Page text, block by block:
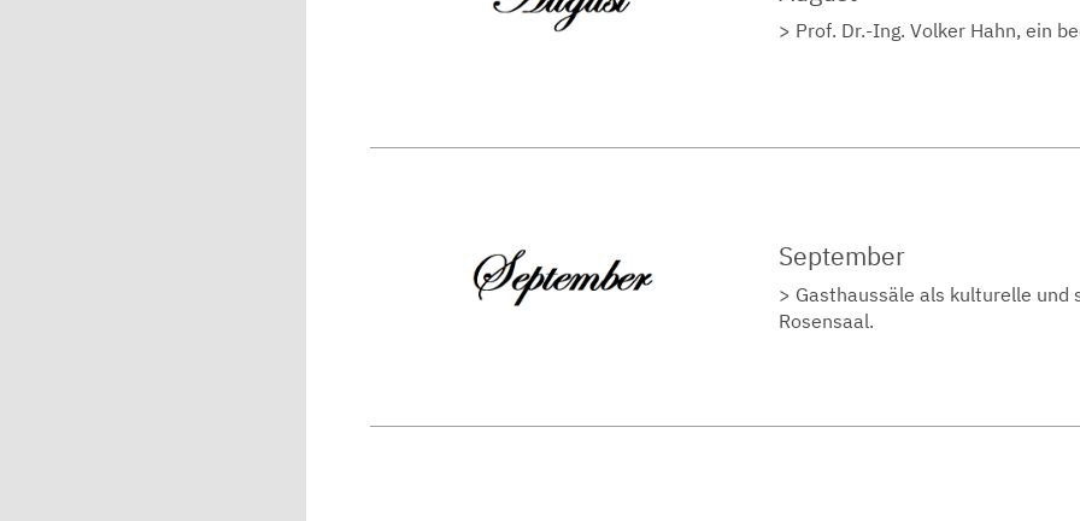
Prof. Dr.-Ing. Volker Hahn, ein
September
Gasthaussäle als kulturelle und
Rosensaal.